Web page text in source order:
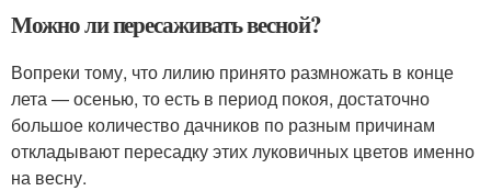
Можно ли пересаживать весной?
Вопреки тому, что лилию принято размножать в конце
лета — осенью, то есть в период покоя, достаточно
большое количество дачников по разным причинам
откладывают пересадку этих луковичных цветов именно
на весну.